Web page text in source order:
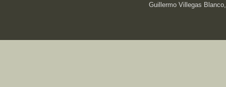
Guillermo Villegas